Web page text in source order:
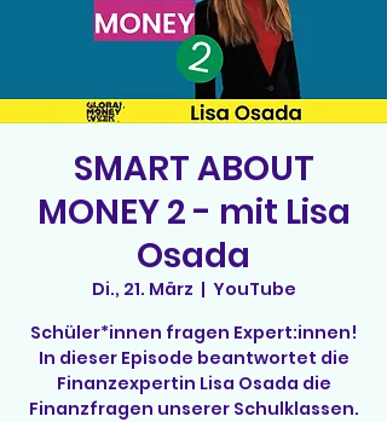
SMART ABOUT
MONEY 2 - mit Lisa
Osada
Di., 21. März
  |
YouTube
Schüler*innen fragen Expert:innen!
In dieser Episode beantwortet die
Finanzexpertin Lisa Osada die
Finanzfragen unserer Schulklassen.